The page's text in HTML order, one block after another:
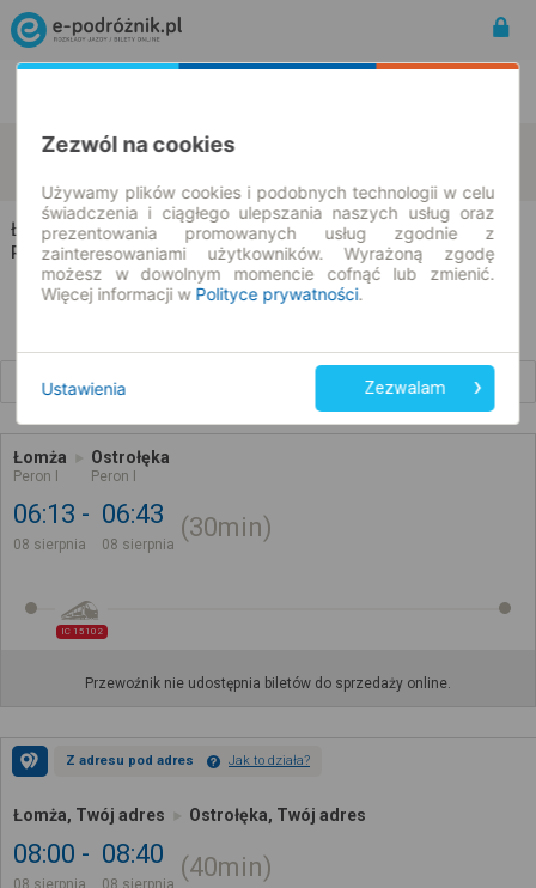
Łomża Ostrołęka
Łomża → Ostrołęka
Rozkład jazdy i bilety
Łomża
Peron I
Ostrołęka
Peron I
06:13
08 sierpnia
06:43
08 sierpnia
30min
IC 15102
Przewoźnik nie udostępnia biletów do sprzedaży online.
Z adresu pod adres Jak to działa?
Łomża, Twój adres Ostrołęka, Twój adres
08:00 08:40 40min
Zezwól na cookies
Używamy plików cookies i podobnych technologii w celu
świadczenia i ciągłego ulepszania naszych usług oraz
prezentowania promowanych usług zgodnie z
zainteresowaniami użytkowników. Wyrażoną zgodę
możesz w dowolnym momencie cofnąć lub zmienić.
Więcej informacji w Polityce prywatności.
Ustawienia Zezwalam